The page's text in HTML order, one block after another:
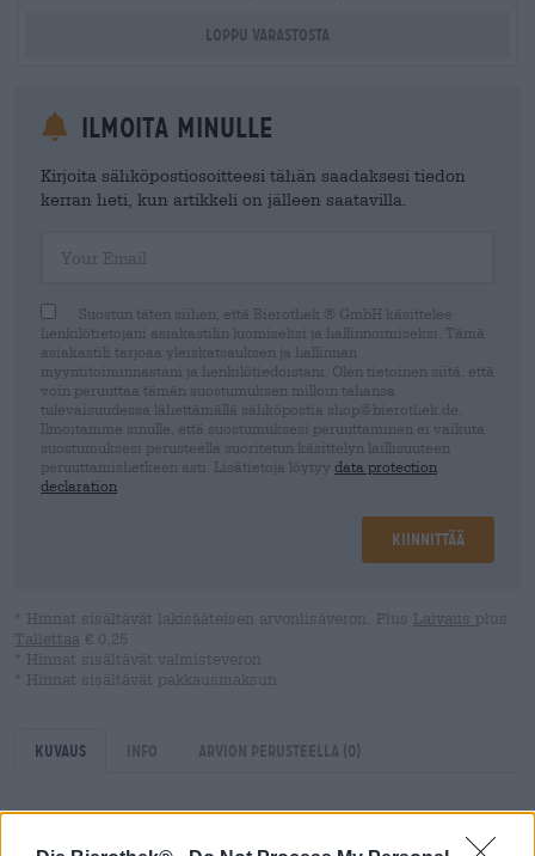
Loppu varastosta
Ilmoita minulle
Kirjoita sähköpostiosoitteesi tähän saadaksesi tiedon
kerran heti, kun artikkeli on jälleen saatavilla.
Suostun täten siihen, että Bierothek ® GmbH käsittelee
henkilötietojani asiakastilin luomiseksi ja hallinnoimiseksi. Tämä
asiakastili tarjoaa yleiskatsauksen ja hallinnan
myyntitoiminnastani ja henkilötiedoistani. Olen tietoinen siitä, että
voin peruuttaa tämän suostumuksen milloin tahansa
tulevaisuudessa lähettämällä sähköpostia shop@bierothek.de.
Ilmoitamme sinulle, että suostumuksesi peruuttaminen ei vaikuta
suostumuksesi perusteella suoritetun käsittelyn laillisuuteen
peruuttamishetkeen asti. Lisätietoja löytyy data protection
declaration
Kiinnittää
* Hinnat sisältävät lakisääteisen arvonlisäveron. Plus Laivaus plus
Tallettaa € 0,25
* Hinnat sisältävät valmisteveron
* Hinnat sisältävät pakkausmaksun
Kuvaus Info Arvion perusteella (0)
Tämän oluen nimi on rivi maailmankuulusta elokuvasta.